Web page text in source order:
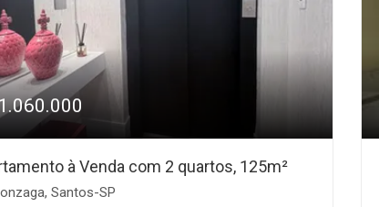
à Venda com 2 quartos, 125m²
Santos-SP